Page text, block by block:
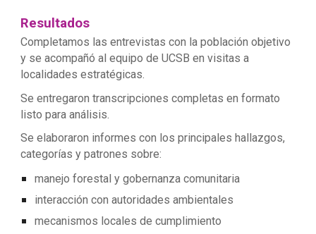
Resultados
Completamos las entrevistas con la población objetivo
y se acompañó al equipo de UCSB en visitas a
localidades estratégicas.
Se entregaron transcripciones completas en formato
listo para análisis.
Se elaboraron informes con los principales hallazgos,
categorías y patrones sobre:
manejo forestal y gobernanza comunitaria
interacción con autoridades ambientales
mecanismos locales de cumplimiento